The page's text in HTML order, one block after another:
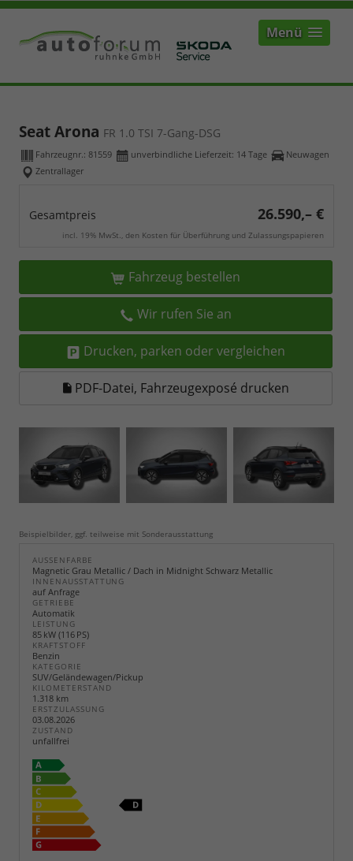
Menü
Seat Arona FR 1.0 TSI 7-Gang-DSG
Fahrzeugnr.: 81559 unverbindliche Lieferzeit: 14 Tage
Neuwagen
Zentrallager
Gesamtpreis 26.590,– €
incl. 19% MwSt., den Kosten für Überführung und Zulassungspapieren
Fahrzeug bestellen
Wir rufen Sie an
Drucken, parken oder vergleichen
PDF-Datei, Fahrzeugexposé drucken
Beispielbilder, ggf. teilweise mit Sonderausstattung
AUSSENFARBE
Magnetic Grau Metallic / Dach in Midnight Schwarz Metallic
INNENAUSSTATTUNG
auf Anfrage
GETRIEBE
Automatik
LEISTUNG
85 kW (116 PS)
KRAFTSTOFF
Benzin
KATEGORIE
SUV/Geländewagen/Pickup
KILOMETERSTAND
1.318 km
ERSTZULASSUNG
03.08.2026
ZUSTAND
unfallfrei